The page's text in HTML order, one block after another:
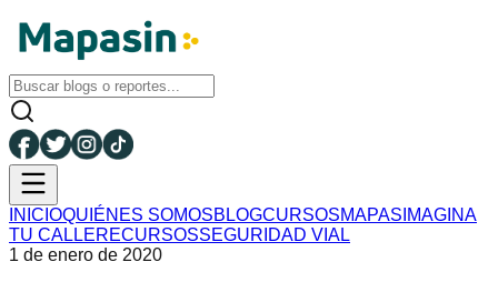
INICIOQUIÉNES SOMOSBLOGCURSOSMAPAS IMAGINA
TU CALLERECURSOSSEGURIDAD VIAL
1 de enero de 2020